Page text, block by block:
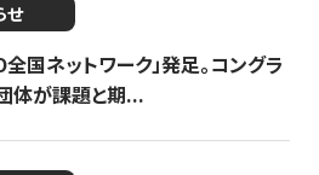
せ
国ネットワーク」発足。コングラ
体が課題と期...